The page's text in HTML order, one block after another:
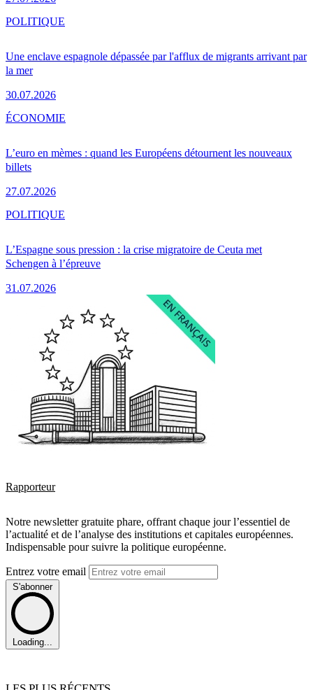
Une enclave espagnole dépassée par l'afflux de migrants arrivant par
la mer
30.07.2026
POLITIQUE
L’euro en mèmes : quand les Européens détournent les nouveaux
billets
27.07.2026
ÉCONOMIE
L’Espagne sous pression : la crise migratoire de Ceuta met
Schengen à l’épreuve
31.07.2026
POLITIQUE
Rapporteur
Notre newsletter gratuite phare, offrant chaque jour l’essentiel de
l’actualité et de l’analyse des institutions et capitales européennes.
Indispensable pour suivre la politique européenne.
Entrez votre email
S'abonner
Loading...